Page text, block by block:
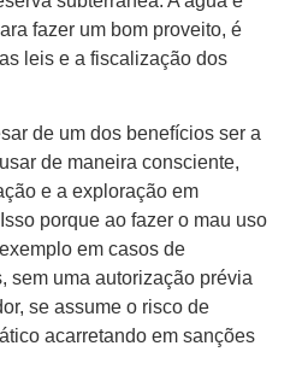
fazer um bom proveito, é
leis e a fiscalização dos
de um dos benefícios ser a
de maneira consciente,
e a exploração em
porque ao fazer o mau uso
em casos de
sem uma autorização prévia
se assume o risco de
acarretando em sanções